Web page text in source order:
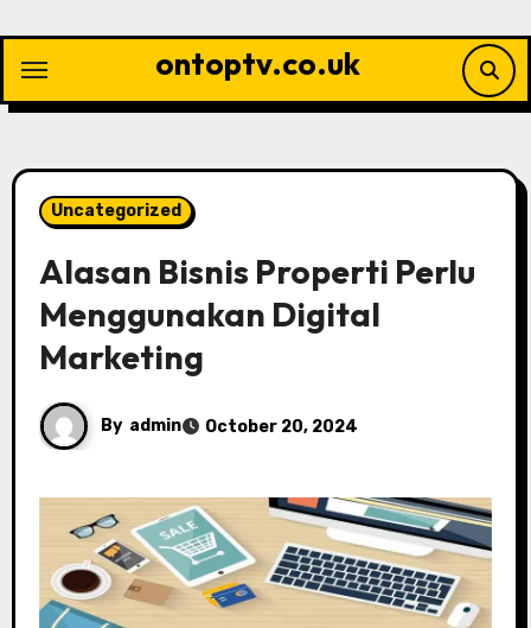
content
ontoptv.co.uk
Uncategorized
Alasan Bisnis Properti Perlu
Menggunakan Digital
Marketing
By admin October 20, 2024